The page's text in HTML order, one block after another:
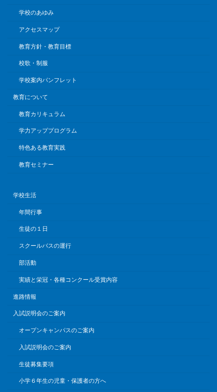
学校のあゆみ
アクセスマップ
教育方針・教育目標
校歌・制服
学校案内パンフレット
教育について
教育カリキュラム
学力アッププログラム
特色ある教育実践
教育セミナー
学校生活
年間行事
生徒の１日
スクールバスの運行
部活動
実績と栄冠・各種コンクール受賞内容
進路情報
入試説明会のご案内
オープンキャンパスのご案内
入試説明会のご案内
生徒募集要項
小学６年生の児童・保護者の方へ